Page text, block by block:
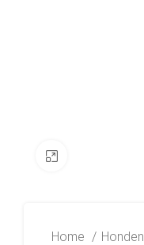
Home
Honden